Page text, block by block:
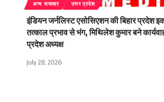
अन्य समाचार उत्तर प्रदेश
इंडियन जर्नलिस्ट एसोसिएशन की बिहार प्रदेश
तत्काल प्रभाव से भंग, मिथिलेश कुमार बने
प्रदेश अध्यक्ष
July 28, 2026